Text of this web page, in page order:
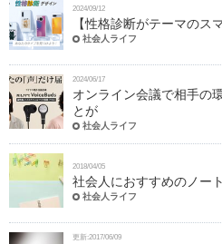
2024/09/12
【性格診断がテーマのス
社会人ライフ
2024/06/17
オンライン会議で相手の
とが
社会人ライフ
2018/04/05
社会人におすすめのノー
社会人ライフ
更新:2017/06/09